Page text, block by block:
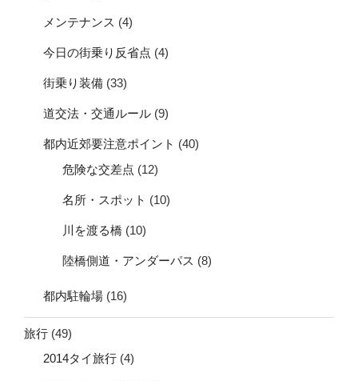
メンテナンス (4)
今日の街乗り反省点 (4)
街乗り装備 (33)
道交法・交通ルール (9)
都内近郊要注意ポイント (40)
危険な交差点 (12)
名所・スポット (10)
川を渡る橋 (10)
陸橋側道・アンダーパス (8)
都内駐輪場 (16)
旅行 (49)
2014タイ旅行 (4)